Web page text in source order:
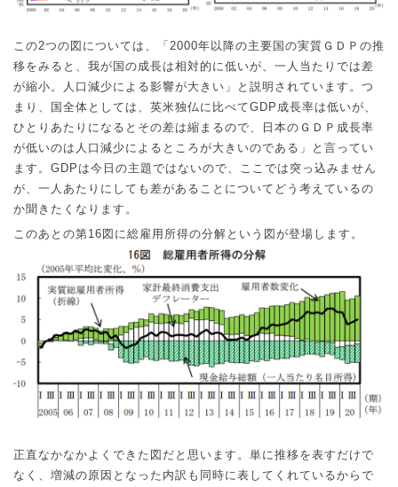
この2つの図については、「 2000年以降の主要国の実質ＧＤＰの推
移をみると、我が国の成長は相対的に低いが、一人当たりでは差
が縮小。人口減少による影響が大きい」と説明されています。つ
まり、国全体としては、英米独仏に比べてGDP 成長率は低いが、
ひとりあたりになるとその差は縮まるので、日本のＧＤＰ成長率
が低いのは人口減少によるところが大きいのである」と言ってい
ます。 GDP は今日の主題ではないので、ここでは突っ込みません
が、一人あたりにしても差があることについてどう考えているの
か聞きたくなります。
このあとの第16図に総雇用所得の分解という図が登場します。
正直なかなかよくできた図だと思います。単に推移を表すだけで
なく、増減の原因となった内訳も同時に表してくれているからで